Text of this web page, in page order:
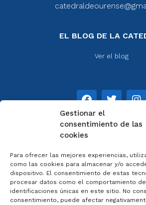
Gestionar el
consentimiento de las
cookies
Para ofrecer las mejores experiencias,
como las cookies para almacenar y/o
dispositivo. El consentimiento de estas
procesar datos como el comportamiento de
identificaciones únicas en este sitio. No
consentimiento, puede afectar
EL BLOG DE LA
Ver el blog
Aviso legal
Política de
Cookies
Colaboradores